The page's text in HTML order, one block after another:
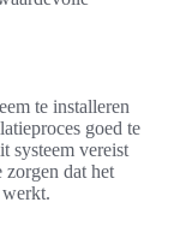
te installeren
goed te
systeem vereist
zorgen dat het
werkt.